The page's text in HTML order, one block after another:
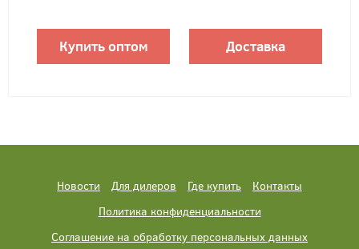
Купить оптом Доставка
Новости Для дилеров Где купить
Контакты
Политика конфиденциальности
Соглашение на обработку персональных данных